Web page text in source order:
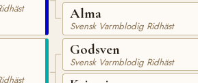
Alma
Svensk Varmblodig Ridhäst
Godsven
Svensk Varmblodig Ridhäst